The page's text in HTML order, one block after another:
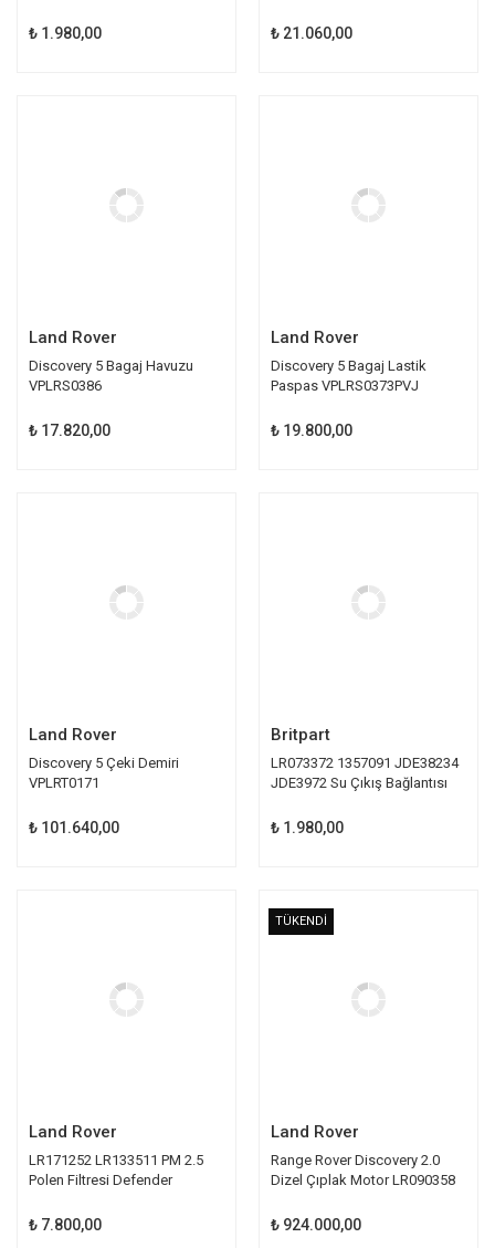
₺ 1.980,00 ₺ 21.060,00
Land Rover
Discovery 5 Bagaj Havuzu
VPLRS0386
₺ 17.820,00
Land Rover
Discovery 5 Bagaj Lastik
Paspas VPLRS0373PVJ
₺ 19.800,00
Land Rover
Discovery 5 Çeki Demiri
VPLRT0171
₺ 101.640,00
Britpart
LR073372 1357091 JDE38234
JDE3972 Su Çıkış Bağlantısı
₺ 1.980,00
Land Rover
LR171252 LR133511 PM 2.5
Polen Filtresi Defender
₺ 7.800,00
TÜKENDİ
Land Rover
Range Rover Discovery 2.0
Dizel Çıplak Motor LR090358
₺ 924.000,00